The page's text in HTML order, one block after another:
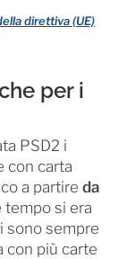
direttiva (UE)
per i
PSD2 i
con carta
a partire da
tempo si era
sono sempre
con più carte